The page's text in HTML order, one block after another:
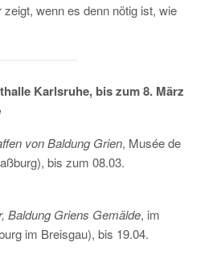
wenn es denn nötig ist, wie
Karlsruhe, bis zum 8. März
von Baldung Grien, Musée de
bis zum 08.03.
Baldung Griens Gemälde, im
im Breisgau), bis 19.04.